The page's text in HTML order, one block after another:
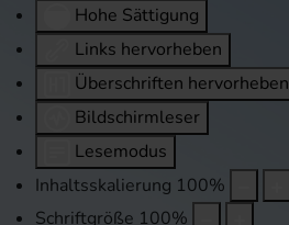
Hohe Sättigung
Links hervorheben
Überschriften hervorheben
Bildschirmleser
Lesemodus
Inhaltsskalierung 100%
Schriftgröße 100%